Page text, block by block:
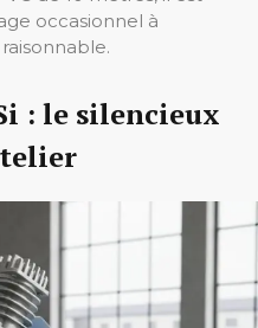
occasionnel à
: le silencieux